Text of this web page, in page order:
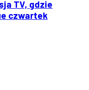
TV, gdzie
czwartek